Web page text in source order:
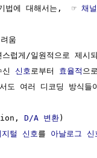
법에 대해서는,  ☞ 채
움
럽게/일원적으로 제시
신 신호 로부터 효율적 으
도 여러 디코딩 방식들
D/A 변환)
지털 신호를 아날로그 신